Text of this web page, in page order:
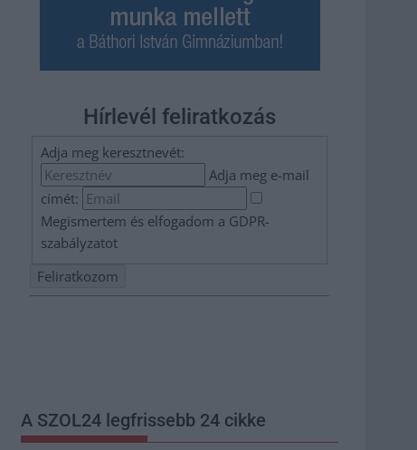
Hírlevél feliratkozás
Adja meg keresztnevét:
Adja meg e-mail
címét:
Megismertem és elfogadom a GDPR-
szabályzatot
A SZOL24 legfrissebb 24 cikke